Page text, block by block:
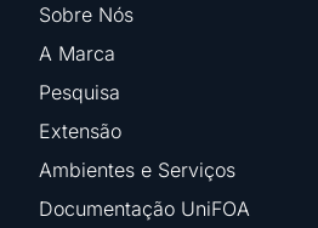
Sobre Nós
A Marca
Pesquisa
Extensão
Ambientes e Serviços
Documentação UniFOA